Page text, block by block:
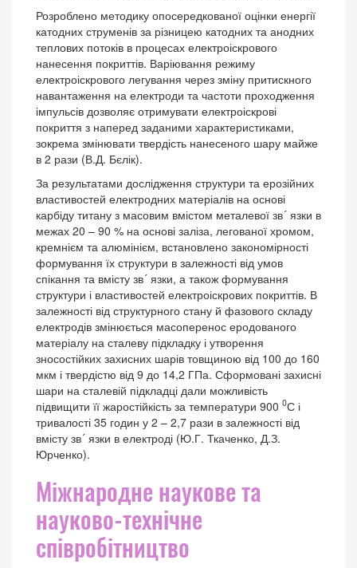
Розроблено методику опосередкованої оцінки енергії
катодних струменів за різницею катодних та анодних
теплових потоків в процесах електроіскрового
нанесення покриттів. Варіювання режиму
електроіскрового легування через зміну притискного
навантаження на електроди та частоти проходження
імпульсів дозволяє отримувати електроіскрові
покриття з наперед заданими характеристиками,
зокрема змінювати твердість нанесеного шару майже
в 2 рази (В.Д. Бєлік).
За результатами дослідження структури та ерозійних
властивостей електродних матеріалів на основі
карбіду титану з масовим вмістом металевої зв´ язки в
межах 20 – 90 % на основі заліза, легованої хромом,
кремнієм та алюмінієм, встановлено закономірності
формування їх структури в залежності від умов
спікання та вмісту зв´ язки, а також формування
структури і властивостей електроіскрових покриттів. В
залежності від структурного стану й фазового складу
електродів змінюється масоперенос еродованого
матеріалу на сталеву підкладку і утворення
зносостійких захисних шарів товщиною від 100 до 160
мкм і твердістю від 9 до 14,2 ГПа. Сформовані захисні
шари на сталевій підкладці дали можливість
підвищити її жаростійкість за температури 900 0С і
тривалості 35 годин у 2 – 2,7 рази в залежності від
вмісту зв´ язки в електроді (Ю.Г. Ткаченко, Д.З.
Юрченко).
Міжнародне наукове та
науково-технічне
співробітництво